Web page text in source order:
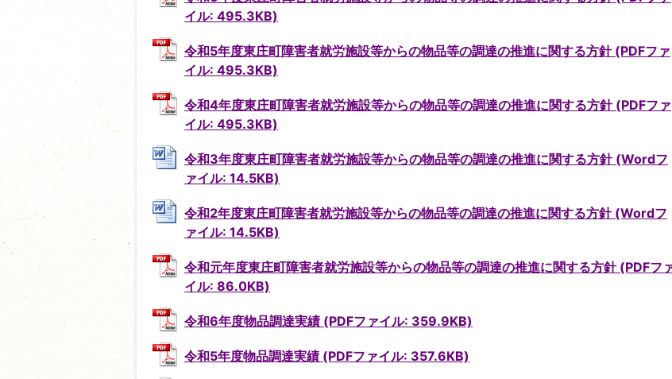
イル: 495.3KB)
令和5年度東庄町障害者就労施設等からの物品等の調達の推進に関する方針 (PDFファ
イル: 495.3KB)
令和4年度東庄町障害者就労施設等からの物品等の調達の推進に関する方針 (PDFファ
イル: 495.3KB)
令和3年度東庄町障害者就労施設等からの物品等の調達の推進に関する方針 (Wordフ
ァイル: 14.5KB)
令和2年度東庄町障害者就労施設等からの物品等の調達の推進に関する方針 (Wordフ
ァイル: 14.5KB)
令和元年度東庄町障害者就労施設等からの物品等の調達の推進に関する方針 (PDFフ
イル: 86.0KB)
令和6年度物品調達実績 (PDFファイル: 359.9KB)
令和5年度物品調達実績 (PDFファイル: 357.6KB)